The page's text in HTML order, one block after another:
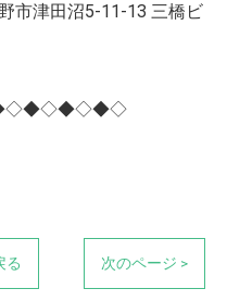
市津田沼5-11-13 三橋ビ
る 次のページ >